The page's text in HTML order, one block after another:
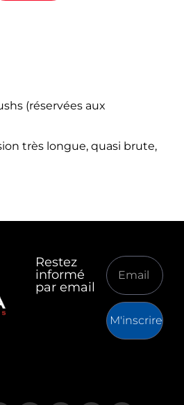
(réservées aux
très longue, quasi brute,
Restez
informé
par email
M'inscrire